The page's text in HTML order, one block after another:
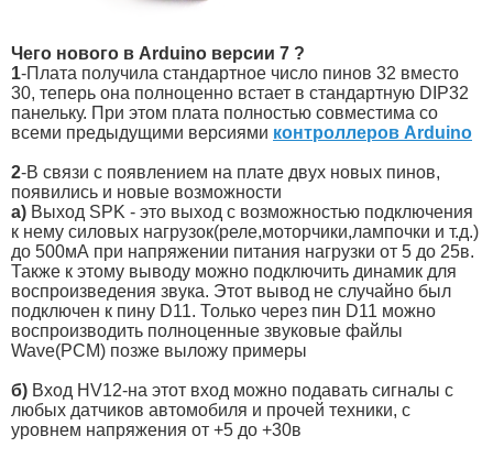
Чего нового в Arduino версии 7 ?
1-Плата получила стандартное число пинов 32 вместо
30, теперь она полноценно встает в стандартную DIP32
панельку. При этом плата полностью совместима со
всеми предыдущими версиями контроллеров Arduino
2-В связи с появлением на плате двух новых пинов,
появились и новые возможности
а) Выход SPK - это выход с возможностью подключения
к нему силовых нагрузок(реле,моторчики,лампочки и т.д.)
до 500мА при напряжении питания нагрузки от 5 до 25в.
Также к этому выводу можно подключить динамик для
воспроизведения звука. Этот вывод не случайно был
подключен к пину D11. Только через пин D11 можно
воспроизводить полноценные звуковые файлы
Wave(PCM) позже выложу примеры
б) Вход HV12-на этот вход можно подавать сигналы с
любых датчиков автомобиля и прочей техники, с
уровнем напряжения от +5 до +30в